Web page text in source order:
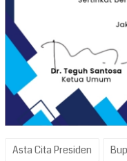
Asta Cita Presiden